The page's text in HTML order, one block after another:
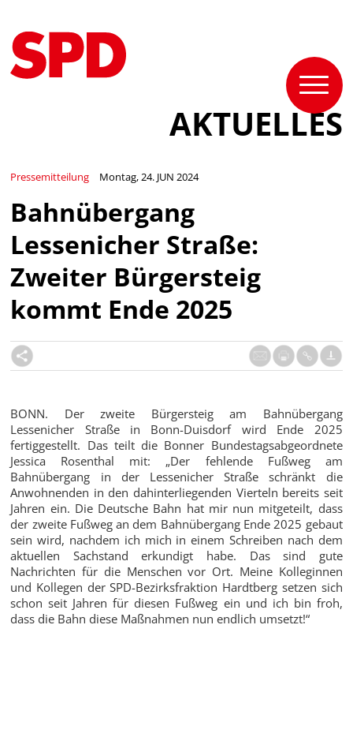
AKTUELLES
Pressemitteilung Montag, 24. JUN 2024
Bahnübergang
Lessenicher Straße:
Zweiter Bürgersteig
kommt Ende 2025
BONN. Der zweite Bürgersteig am Bahnübergang
Lessenicher Straße in Bonn-Duisdorf wird Ende 2025
fertiggestellt. Das teilt die Bonner Bundestagsabgeordnete
Jessica Rosenthal mit: „Der fehlende Fußweg am
Bahnübergang in der Lessenicher Straße schränkt die
Anwohnenden in den dahinterliegenden Vierteln bereits seit
Jahren ein. Die Deutsche Bahn hat mir nun mitgeteilt, dass
der zweite Fußweg an dem Bahnübergang Ende 2025 gebaut
sein wird, nachdem ich mich in einem Schreiben nach dem
aktuellen Sachstand erkundigt habe. Das sind gute
Nachrichten für die Menschen vor Ort. Meine Kolleginnen
und Kollegen der SPD-Bezirksfraktion Hardtberg setzen sich
schon seit Jahren für diesen Fußweg ein und ich bin froh,
dass die Bahn diese Maßnahmen nun endlich umsetzt!“